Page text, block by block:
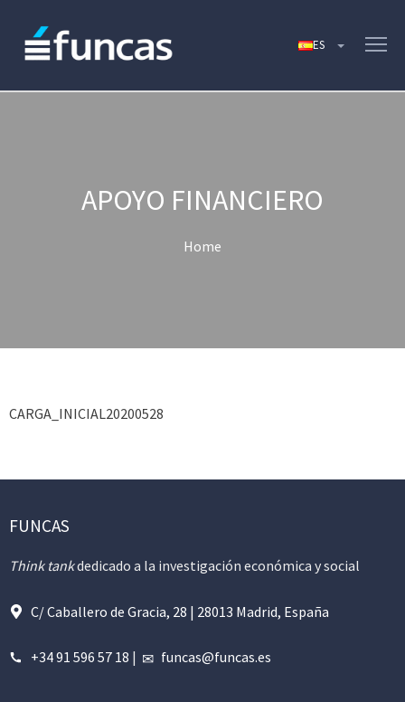
APOYO FINANCIERO
Home
CARGA_INICIAL20200528
FUNCAS
Think tankdedicado a la investigación económica y social
C/ Caballero de Gracia, 28 | 28013 Madrid, España
+34 91 596 57 18 | funcas@funcas.es